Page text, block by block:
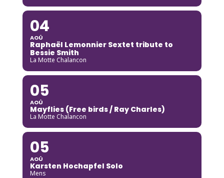
04
AOÛ
Raphaël Lemonnier Sextet tribute to
Bessie Smith
La Motte Chalancon
05
AOÛ
Mayflies (Free birds / Ray Charles)
La Motte Chalancon
05
AOÛ
Karsten Hochapfel Solo
Mens